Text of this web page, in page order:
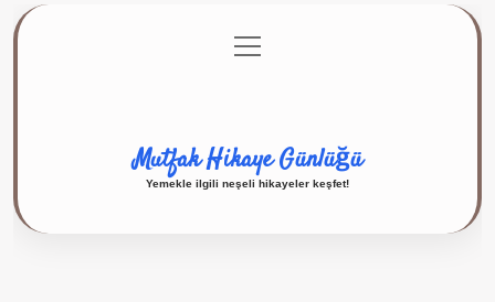
Gizlilik Politikası
menüyü
aç
Mutfak Hikaye Günlüğü
Yemekle ilgili neşeli hikayeler keşfet!